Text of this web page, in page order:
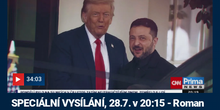
34:03
SPECIÁLNÍ VYSÍLÁNÍ, 28.7. v 20:15 - Roman